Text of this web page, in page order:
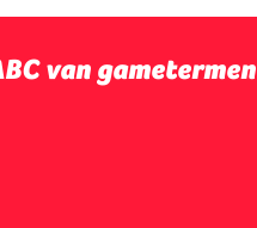
van gametermen